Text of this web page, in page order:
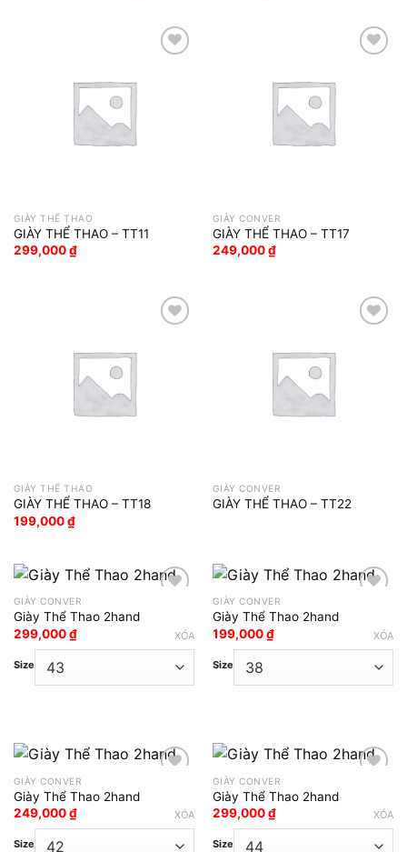
199,000 ₫.
Add to wishlist
GIÀY THỂ THAO
GIÀY THỂ THAO – TT11
299,000₫
Add to wishlist
GIÀY CONVER
GIÀY THỂ THAO – TT17
249,000₫
Add to wishlist
GIÀY THỂ THAO
GIÀY THỂ THAO – TT18
199,000₫
Add to wishlist
GIÀY CONVER
GIÀY THỂ THAO – TT22
Add to wishlist
GIÀY CONVER
Giày Thể Thao 2hand
299,000₫
Size
XÓA Add to wishlist
GIÀY CONVER
Giày Thể Thao 2hand
199,000₫
Size
XÓA
Add to wishlist
GIÀY CONVER
Giày Thể Thao 2hand
249,000₫
Size
XÓA Add to wishlist
GIÀY CONVER
Giày Thể Thao 2hand
299,000₫
Size
XÓA